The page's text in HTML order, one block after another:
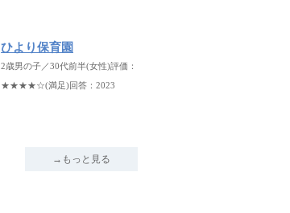
ひより保育園
2歳男の子／30代前半(女性)評価：
★★★★☆(満足)回答：2023
→もっと見る